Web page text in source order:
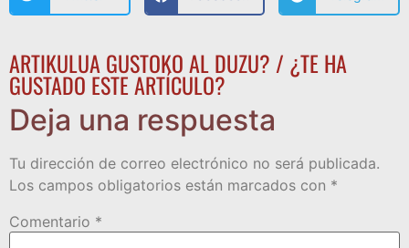
ARTIKULUA GUSTOKO AL DUZU? / ¿TE HA
GUSTADO ESTE ARTÍCULO?
Deja una respuesta
Tu dirección de correo electrónico no será publicada.
Los campos obligatorios están marcados con *
Comentario *